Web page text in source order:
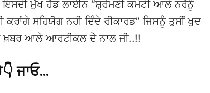
ਮੁੱਖ ਹੈਡ ਲਾਈਨ “ਸ਼੍ਰੋਮਣੀ ਕਮੇਟੀ ਆਲੇ ਨਰੈਨੂੰ
ਸਹਿਯੋਗ ਨਹੀ ਦਿੰਦੇ ਰੀਕਾਰਡ” ਜਿਸਨੂੰ ਤੁਸੀਂ ਖੁਦ
ਆਲੇ ਆਰਟੀਕਲ ਦੇ ਨਾਲ ਜੀ..!!
ਜਾਓ…